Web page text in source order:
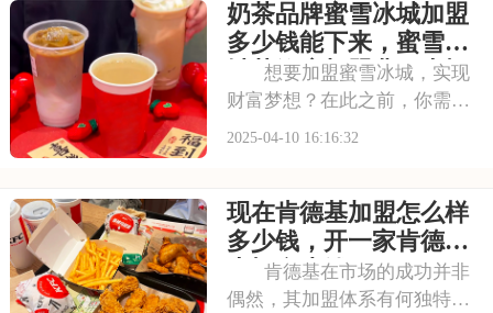
深厚的品牌底蕴和不断创新的
产品研发，成功在市场中占据
一席之地。其亲民的
奶茶品牌蜜雪冰城加盟
多少钱能下来，蜜雪冰
城茶饮店加盟费用大概
是多少
想要加盟蜜雪冰城，实现
财富梦想？在此之前，你需要
详细了解蜜雪冰城的加盟费及
请看下面是有关于奶茶品牌蜜
雪冰城加盟多少钱能下来，蜜
雪冰城茶饮店加盟费
2025-04-10 16:16:32
现在肯德基加盟怎么样
多少钱，开一家肯德基
大概多少钱
肯德基在市场的成功并非
偶然，其加盟体系有何独特之